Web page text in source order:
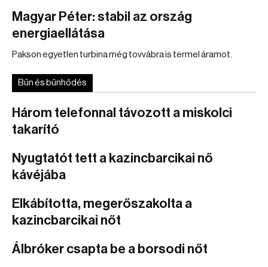
Magyar Péter: stabil az ország
energiaellátása
Pakson egyetlen turbina még tovvábra is termel áramot.
Bűn és bűnhődés
Három telefonnal távozott a miskolci
takarító
Nyugtatót tett a kazincbarcikai nő
kávéjába
Elkábította, megerőszakolta a
kazincbarcikai nőt
Álbróker csapta be a borsodi nőt